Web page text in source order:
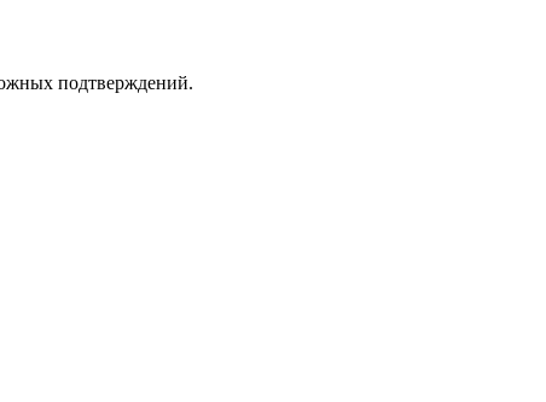
подтверждений.